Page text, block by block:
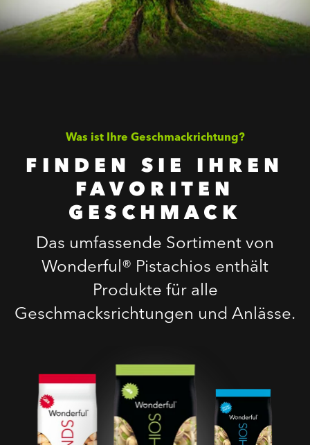
Was ist Ihre Geschmackrichtung?
FINDEN SIE IHREN
FAVORITEN
GESCHMACK
Das umfassende Sortiment von
Wonderful® Pistachios enthält
Produkte für alle
Geschmacksrichtungen und Anlässe.
Geröstete Gesalzene
Pistazien